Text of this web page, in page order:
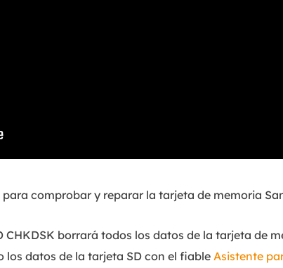
comprobar y reparar la tarjeta de memoria
CHKDSK borrará todos los datos de la tarjeta de
los datos de la tarjeta SD con el fiableAsistente